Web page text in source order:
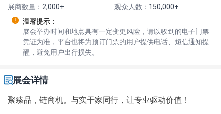
展商数量： 2,000+ 观众人数： 150,000+
温馨提示：
展会举办时间和地点具有一定变更风险，请以收到的电子门票
凭证为准，平台也将为预订门票的用户提供电话、短信通知提
醒，避免用户出行损失。
展会详情
聚臻品，链商机。与实干家同行，让专业驱动价值！